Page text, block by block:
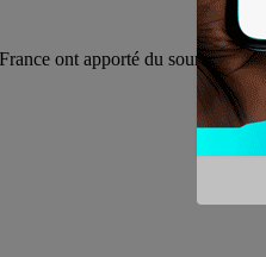
ont apporté du sourire aux